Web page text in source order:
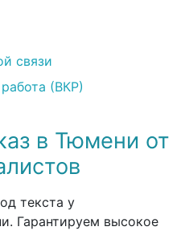
связи
(ВКР)
в Тюмени от
текста у
Гарантируем высокое